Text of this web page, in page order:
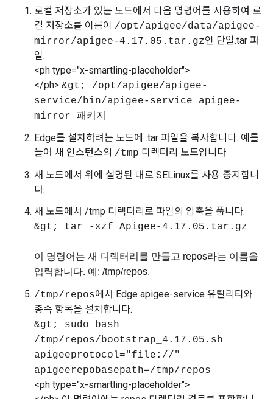
로컬 저장소가 있는 노드에서 다음 명령어를 사용하여 로
컬 저장소를 이름이 /opt/apigee/data/apigee-
mirror/apigee-4.17.05.tar.gz인 단일.tar 파
일:
<ph type="x-smartling-placeholder">
</ph> &gt; /opt/apigee/apigee-
service/bin/apigee-service apigee-
mirror 패키지
Edge를 설치하려는 노드에 .tar 파일을 복사합니다. 예를
들어 새 인스턴스의 /tmp 디렉터리 노드입니다
새 노드에서 위에 설명된 대로 SELinux를 사용 중지합니
다.
새 노드에서 /tmp 디렉터리로 파일의 압축을 풉니다.
&gt; tar -xzf Apigee-4.17.05.tar.gz
이 명령어는 새 디렉터리를 만들고 repos라는 이름을
입력합니다. 예: /tmp/repos.
/tmp/repos에서 Edge apigee-service 유틸리티와
종속 항목을 설치합니다.
&gt; sudo bash
/tmp/repos/bootstrap_4.17.05.sh
apigeeprotocol="file://"
apigeerepobasepath=/tmp/repos
<ph type="x-smartling-placeholder">